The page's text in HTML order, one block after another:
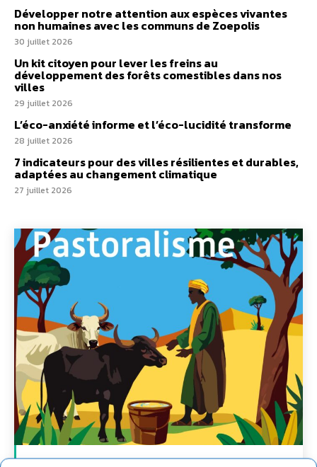
Développer notre attention aux espèces vivantes
non humaines avec les communs de Zoepolis
30 juillet 2026
Un kit citoyen pour lever les freins au
développement des forêts comestibles dans nos
villes
29 juillet 2026
L’éco-anxiété informe et l’éco-lucidité transforme
28 juillet 2026
7 indicateurs pour des villes résilientes et durables,
adaptées au changement climatique
27 juillet 2026